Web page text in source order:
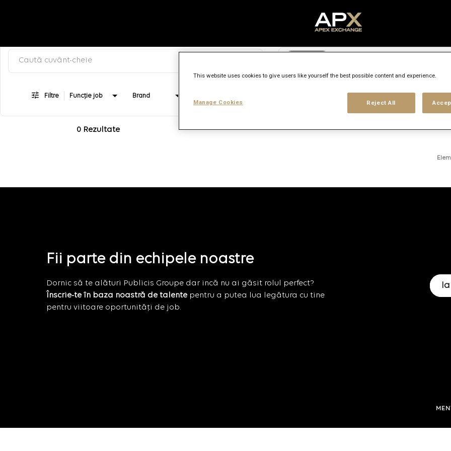
Job Search Page
Filtre Funcție job Brand
0 Rezultate
Fii parte din echipele noastre
Dornic să te alături Publicis Groupe dar incă nu ai găsit rolul perfect?
Înscrie-te în baza noastră de talentepentru a putea lua legătura cu tine
pentru viitoare oportunități de job.
This website uses cookies to give users like yourself the best possible content and experience.
Reject All
Manage Cookies